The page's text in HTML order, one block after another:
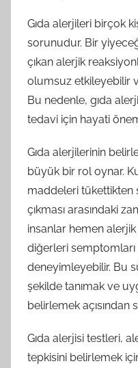
Gıda alerjileri birçok
sorunudur. Bir
çıkan alerjik
olumsuz etkileyebilir
Bu nedenle, gıda
tedavi için hayati
Gıda alerjilerinin
büyük bir rol oynar.
maddeleri tükettikten
çıkması arasındaki
insanlar hemen
diğerleri
deneyimleyebilir. Bu
şekilde tanımak ve
belirlemek açısından
Gıda alerjisi testleri,
tepkisini belirlemek